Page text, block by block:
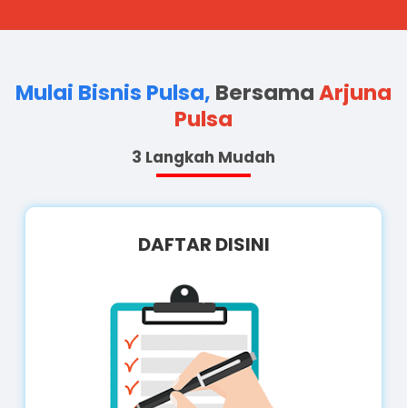
Mulai Bisnis Pulsa, BersamaArjuna
Pulsa
3 Langkah Mudah
DAFTAR DISINI